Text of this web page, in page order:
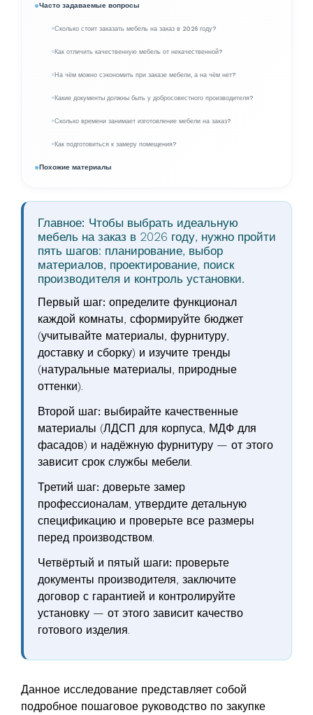
Часто задаваемые вопросы
Сколько стоит заказать мебель на заказ в 2026 году?
Как отличить качественную мебель от некачественной?
На чём можно сэкономить при заказе мебели, а на чём нет?
Какие документы должны быть у добросовестного производителя?
Сколько времени занимает изготовление мебели на заказ?
Как подготовиться к замеру помещения?
Похожие материалы
Главное: Чтобы выбрать идеальную
мебель на заказ в 2026 году, нужно пройти
пять шагов: планирование, выбор
материалов, проектирование, поиск
производителя и контроль установки.
Первый шаг: определите функционал
каждой комнаты, сформируйте бюджет
(учитывайте материалы, фурнитуру,
доставку и сборку) и изучите тренды
(натуральные материалы, природные
оттенки).
Второй шаг: выбирайте качественные
материалы (ЛДСП для корпуса, МДФ для
фасадов) и надёжную фурнитуру — от этого
зависит срок службы мебели.
Третий шаг: доверьте замер
профессионалам, утвердите детальную
спецификацию и проверьте все размеры
перед производством.
Четвёртый и пятый шаги: проверьте
документы производителя, заключите
договор с гарантией и контролируйте
установку — от этого зависит качество
готового изделия.
Данное исследование представляет собой
подробное пошаговое руководство по закупке